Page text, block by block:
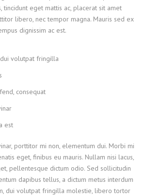
tincidunt eget mattis ac, placerat sit amet
libero, nec tempor magna. Mauris sed ex
dignissim ac est.
volutpat fringilla
consequat
est
porttitor mi non, elementum dui. Morbi mi
eget, finibus eu mauris. Nullam nisi lacus,
pellentesque dictum odio. Sed sollicitudin
dapibus tellus, a dictum metus interdum
dui volutpat fringilla molestie, libero tortor